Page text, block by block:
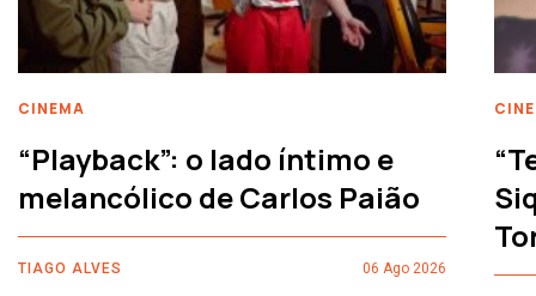
CINEMA
“Playback”: o lado íntimo e
melancólico de Carlos Paião
TIAGO ALVES 06 Ago 2026